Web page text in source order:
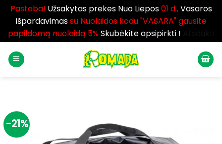
Pastaba! Užsakytas prekes Nuo Liepos01 d.,Vasaros
Išpardavimassu Nuolaidos kodu "VASARA" gausite
papildomą nuolaidą 5%Skubėkite apsipirkti !
-21%